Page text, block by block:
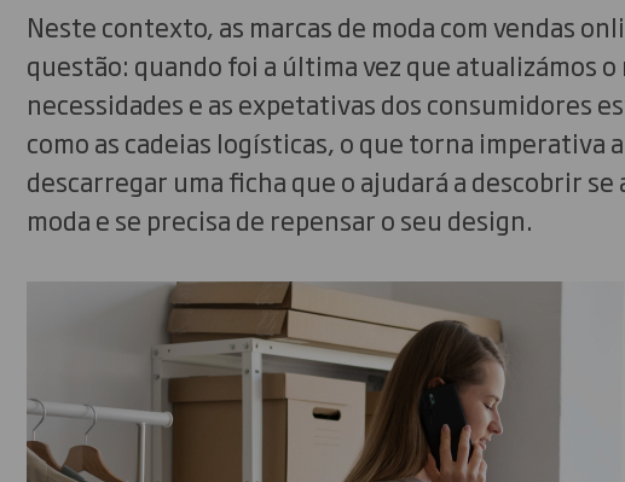
Neste contexto, as marcas de moda com vendas
questão: quando foi a última vez que atualizámos o
necessidades e as expetativas dos consumidores
como as cadeias logísticas, o que torna imperativa
descarregar uma ficha que o ajudará a descobrir se
moda e se precisa de repensar o seu design.